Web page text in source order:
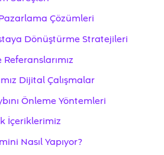
Çözümleri
Dönüştürme Stratejileri
Dijital Çalışmalar
Önleme Yöntemleri
İçeriklerimiz
Nasıl Yapıyor?